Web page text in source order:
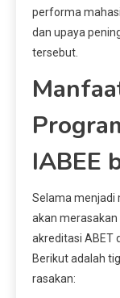
performa
dan upaya
tersebut.
IABEE
Selama menjadi
akan
akreditasi ABET
Berikut adalah
rasakan: